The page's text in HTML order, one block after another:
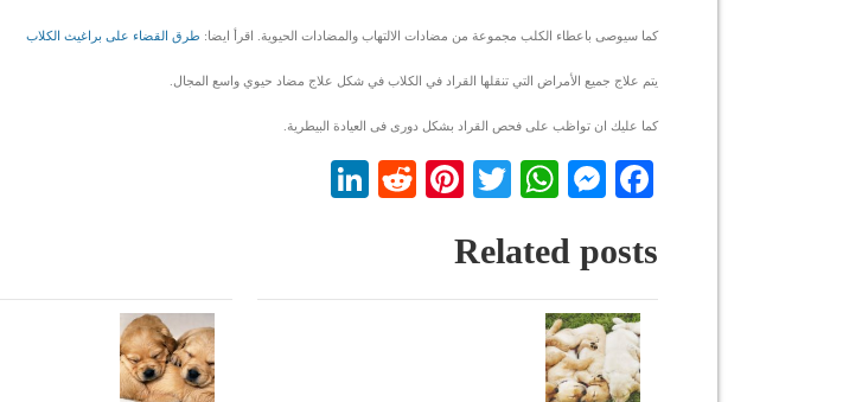
كما سيوصى باعطاء الكلب مجموعة من مضادات الالتهاب والمضادات الحيوية. اقرأ ايضا: طرق القضاء على براغيث الكلاب
يتم علاج جميع الأمراض التي تنقلها القراد في الكلاب في شكل علاج مضاد حيوي واسع المجال.
كما عليك ان تواظب على فحص القراد بشكل دورى فى العيادة البيطرية.
Facebook
Messenger
WhatsApp
Twitter
Pinterest
Reddit
Related posts